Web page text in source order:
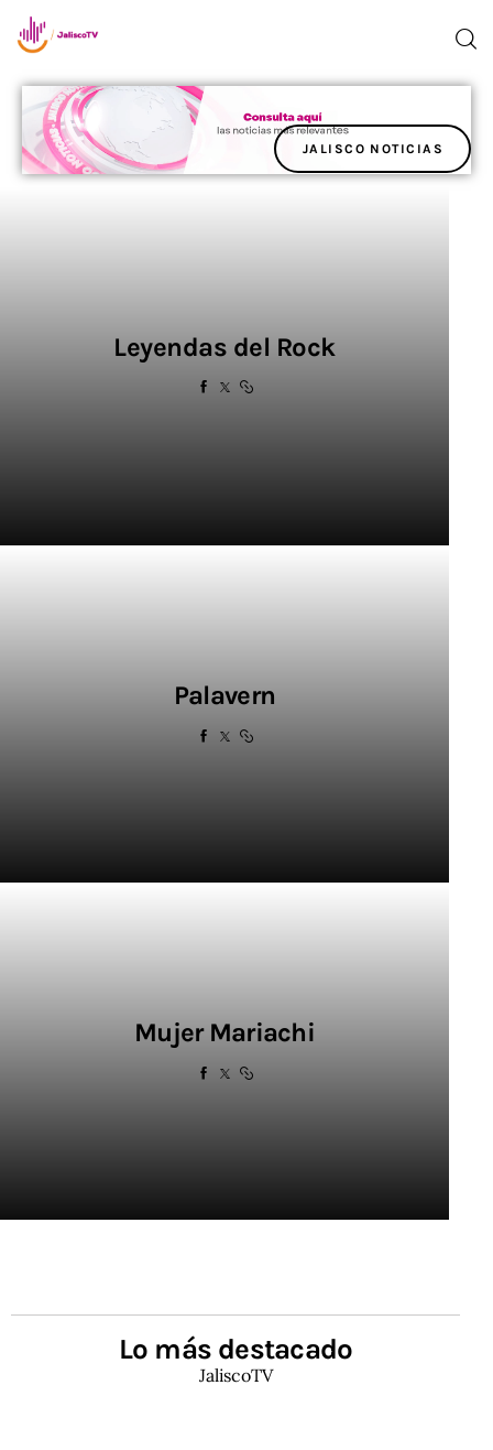
Inicio
Contacto
JALISCO NOTICIAS
Leyendas del Rock
Palavern
Mujer Mariachi
Lo más destacado
JaliscoTV